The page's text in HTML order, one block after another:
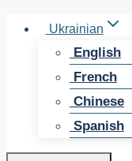
ПерейтиUkrainian
English
French
Chinese
Spanish